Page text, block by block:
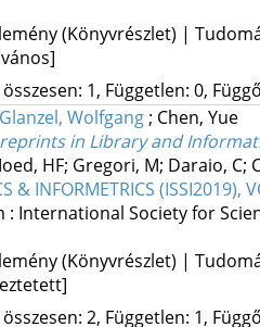
(Könyvrészlet) |
1, Független: 0,
Glanzel, Wolfgang; Chen, Yue
in Library and
HF; Gregori, M; Daraio, C;
& INFORMETRICS (ISSI2019),
: International Society for
(Könyvrészlet) |
2, Független: 1,